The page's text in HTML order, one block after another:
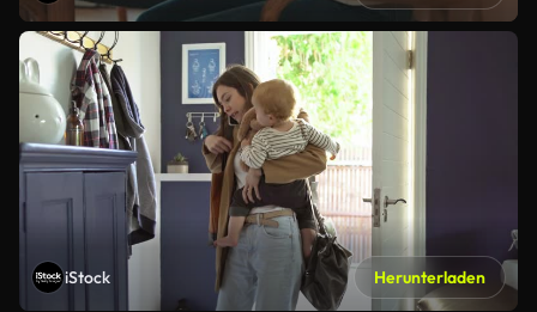
iStock Herunterladen